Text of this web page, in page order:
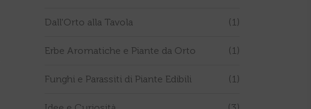
Dall'Orto alla Tavola (1)
Erbe Aromatiche e Piante da Orto (1)
Funghi e Parassiti di Piante Edibili (1)